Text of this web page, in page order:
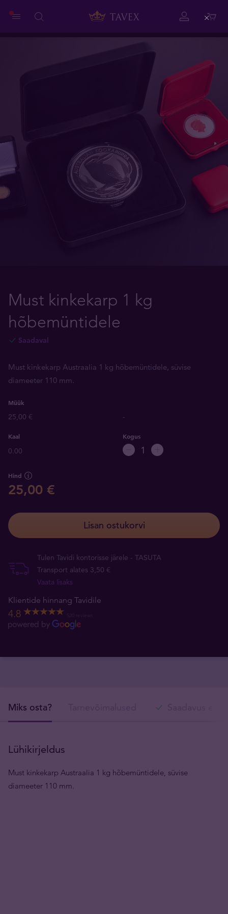
Must kinkekarp 1 kg
hõbemüntidele
Saadaval
Must kinkekarp Austraalia 1 kg hõbemüntidele, süvise
diameeter 110 mm.
Müük
25,00 € -
Kaal
0.00
Kogus
Hind
25,00 €
Lisan ostukorvi
Tulen Tavidi kontorisse järele - TASUTA
Transport alates 3,50 €
Vaata lisaks
Klientide hinnang Tavidile
4.8
Miks osta?
Lühikirjeldus
Must kinkekarp Austraalia 1 kg hõbemüntidele, süvise
diameeter 110 mm.
Close